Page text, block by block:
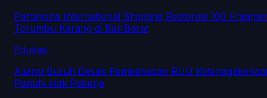
Pertamina International Shipping Restorasi 100
Terumbu Karang di Bali Barat
Edukasi
Aliansi Buruh Desak Pembahasan RUU
Penuhi Hak Pekerja